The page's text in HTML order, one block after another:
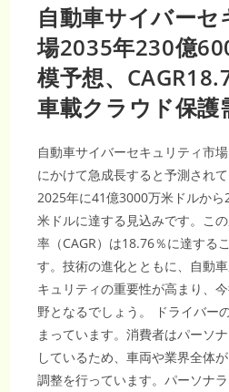
2035
年
149
億
7,000
万
ド
ル
へ
大
予
測
｜
CAGR9％
で
加
速
す
る
デ
ル
保
険
革
命
自動車サイバー
場2035年230億
模予想、
車載クラウド保護
自動車サイバーセキュリティ市
にかけて急成長すると予測され
2025年に41億3000万米ドルか
米ドルに達する見込みです。こ
率（CAGR）は18.76％に達する
す。技術の進化とともに、自動
キュリティの重要性が高まり、
野となるでしょう。 ドライバー
まっています。消費者はパーソ
しているため、車両や業界全体
調整を行っています。パーソナ